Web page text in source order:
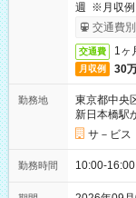
週 ※月収例
ービス利用
交通費
交通費 1ヶ
月収例 30
勤務地
東京都中央
新日本橋駅
サ－ビス
勤務時間 10:00-